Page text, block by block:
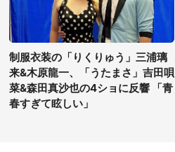
制服衣装の「りくりゅう」三浦璃
来&木原龍一、「うたまさ」吉田唄
菜&森田真沙也の4ショに反響 「青
春すぎて眩しい」